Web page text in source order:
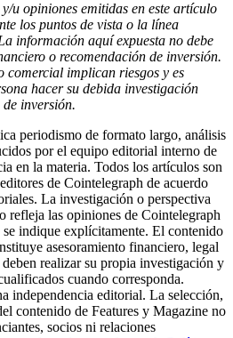
u opiniones emitidas en este artículo
los puntos de vista o la línea
información aquí expuesta no debe
o recomendación de inversión.
comercial implican riesgos y es
hacer su debida investigación
inversión.
periodismo de formato largo, análisis
por el equipo editorial interno de
en la materia. Todos los artículos son
de Cointelegraph de acuerdo
La investigación o perspectiva
refleja las opiniones de Cointelegraph
se indique explícitamente. El contenido
asesoramiento financiero, legal
realizar su propia investigación y
cuando corresponda.
independencia editorial. La selección,
contenido de Features y Magazine no
socios ni relaciones